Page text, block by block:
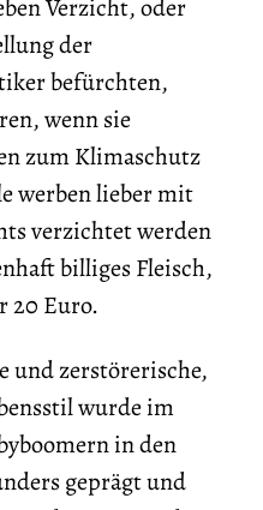
Verzicht, oder
der
befürchten,
wenn sie
zum Klimaschutz
werben lieber mit
verzichtet werden
billiges Fleisch,
20 Euro.
und zerstörerische,
wurde im
in den
geprägt und